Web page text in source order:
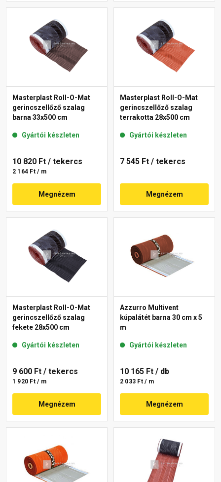
Masterplast Roll-O-Mat
gerincszellőző szalag
barna 33x500 cm
Gyártói készleten
10 820 Ft / tekercs
2 164 Ft / m
Megnézem
Masterplast Roll-O-Mat
gerincszellőző szalag
terrakotta 28x500 cm
Gyártói készleten
7 545 Ft / tekercs
Megnézem
Masterplast Roll-O-Mat
gerincszellőző szalag
fekete 28x500 cm
Gyártói készleten
9 600 Ft / tekercs
1 920 Ft / m
Megnézem
Azzurro Multivent
kúpalátét barna 30 cm x 5
m
Gyártói készleten
10 165 Ft / db
2 033 Ft / m
Megnézem